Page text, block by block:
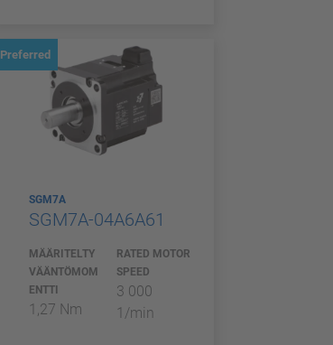
Preferred
SGM7A
SGM7A-04A6A61
MÄÄRITELTY
VÄÄNTÖMOM
ENTTI
1,27 Nm
RATED MOTOR
SPEED
3 000
1/min